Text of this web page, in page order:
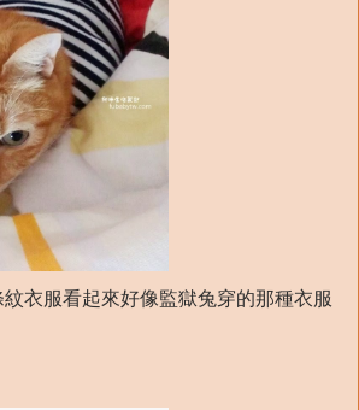
衣服看起來好像監獄兔穿的那種衣服